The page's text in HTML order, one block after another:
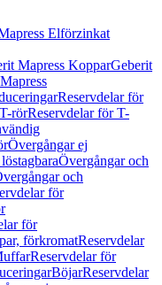
Elförzinkat
Mapress KopparGeberit
Reservdelar för
T-rörReservdelar för T-
Övergångar ej
Övergångar och
och
för
för
förkromatReservdelar
Reservdelar för
BöjarReservdelar